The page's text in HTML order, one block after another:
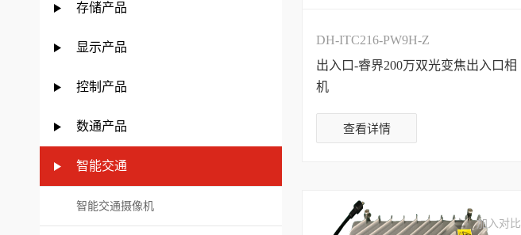
存储产品
显示产品
控制产品
数通产品
智能交通
智能交通摄像机
DH-ITC216-PW9H-Z
出入口-睿界200万双光变焦出入口相
机
查看详情
加入对比